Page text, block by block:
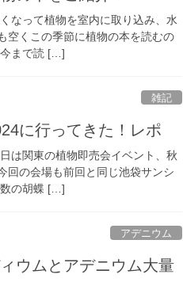
なって植物を室内に取り込み、水
空くこの季節に植物の本を読むの
今まで読 […]
雑記
に行ってきた！レポ
は関東の植物即売会イベント、秋
回の会場も前回と同じ池袋サンシ
数の胡蝶 […]
アデニウム
ウムとアデニウム大量